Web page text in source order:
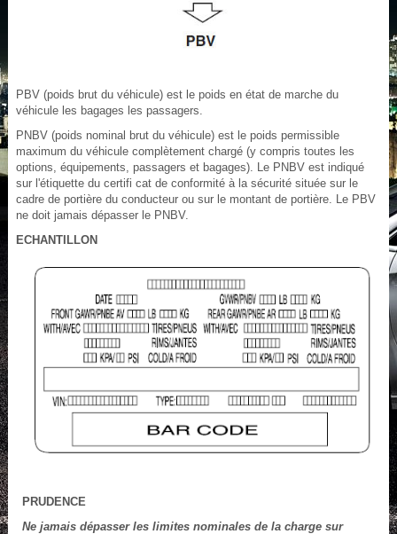
PBV (poids brut du véhicule) est le poids en état de marche du
véhicule les bagages les passagers.
PNBV (poids nominal brut du véhicule) est le poids permissible
maximum du véhicule complètement chargé (y compris toutes les
options, équipements, passagers et bagages). Le PNBV est indiqué
sur l'étiquette du certifi cat de conformité à la sécurité située sur le
cadre de portière du conducteur ou sur le montant de portière. Le PBV
ne doit jamais dépasser le PNBV.
ECHANTILLON
PRUDENCE
Ne jamais dépasser les limites nominales de la charge sur